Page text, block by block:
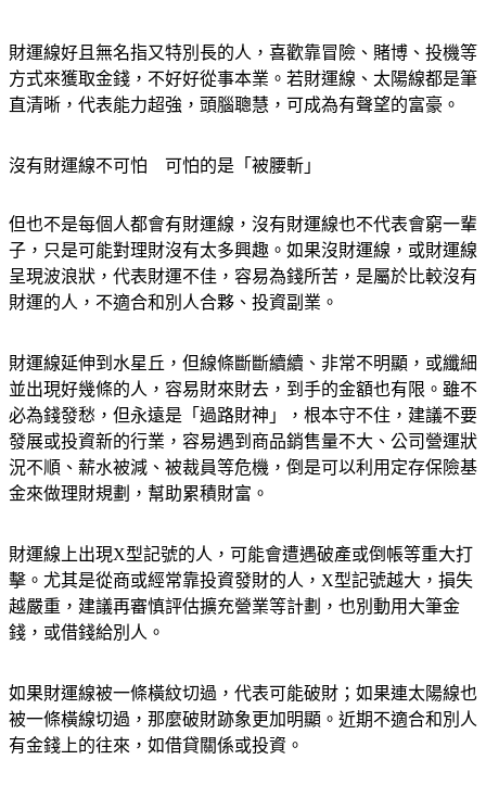
財運線好且無名指又特別長的人，喜歡靠冒險、賭博、投機等
方式來獲取金錢，不好好從事本業。若財運線、太陽線都是筆
直清晰，代表能力超強，頭腦聰慧，可成為有聲望的富豪。
沒有財運線不可怕　可怕的是「被腰斬」
但也不是每個人都會有財運線，沒有財運線也不代表會窮一輩
子，只是可能對理財沒有太多興趣。如果沒財運線，或財運線
呈現波浪狀，代表財運不佳，容易為錢所苦，是屬於比較沒有
財運的人，不適合和別人合夥、投資副業。
財運線延伸到水星丘，但線條斷斷續續、非常不明顯，或纖細
並出現好幾條的人，容易財來財去，到手的金額也有限。雖不
必為錢發愁，但永遠是「過路財神」，根本守不住，建議不要
發展或投資新的行業，容易遇到商品銷售量不大、公司營運狀
況不順、薪水被減、被裁員等危機，倒是可以利用定存保險基
金來做理財規劃，幫助累積財富。
財運線上出現X型記號的人，可能會遭遇破產或倒帳等重大打
擊。尤其是從商或經常靠投資發財的人，X型記號越大，損失
越嚴重，建議再審慎評估擴充營業等計劃，也別動用大筆金
錢，或借錢給別人。
如果財運線被一條橫紋切過，代表可能破財；如果連太陽線也
被一條橫線切過，那麼破財跡象更加明顯。近期不適合和別人
有金錢上的往來，如借貸關係或投資。